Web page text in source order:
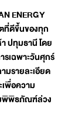
ENERGY
ที่ดีขึ้นของทุก
ปทุมธานี โดย
เฉพาะวันศุกร์
มรายละเอียด
เพื่อความ
มพิพิธภัณฑ์ล่วง